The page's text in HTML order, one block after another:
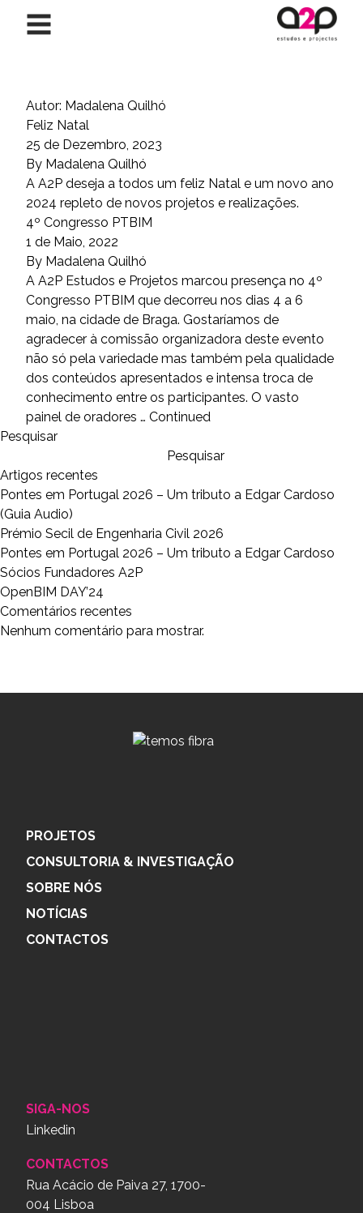
Autor: Madalena Quilhó
Feliz Natal
25 de Dezembro, 2023
By Madalena Quilhó
A A2P deseja a todos um feliz Natal e um novo ano
2024 repleto de novos projetos e realizações.
4º Congresso PTBIM
1 de Maio, 2022
By Madalena Quilhó
A A2P Estudos e Projetos marcou presença no 4º
Congresso PTBIM que decorreu nos dias 4 a 6
maio, na cidade de Braga. Gostaríamos de
agradecer à comissão organizadora deste evento
não só pela variedade mas também pela qualidade
dos conteúdos apresentados e intensa troca de
conhecimento entre os participantes. O vasto
painel de oradores … Continued
Pesquisar
Pesquisar
Artigos recentes
Pontes em Portugal 2026 – Um tributo a Edgar Cardoso
(Guia Audio)
Prémio Secil de Engenharia Civil 2026
Pontes em Portugal 2026 – Um tributo a Edgar Cardoso
Sócios Fundadores A2P
OpenBIM DAY’24
Comentários recentes
Nenhum comentário para mostrar.
PROJETOS
CONSULTORIA & INVESTIGAÇÃO
SOBRE NÓS
NOTÍCIAS
CONTACTOS
SIGA-NOS
Linkedin
CONTACTOS
Rua Acácio de Paiva 27, 1700-
004 Lisboa